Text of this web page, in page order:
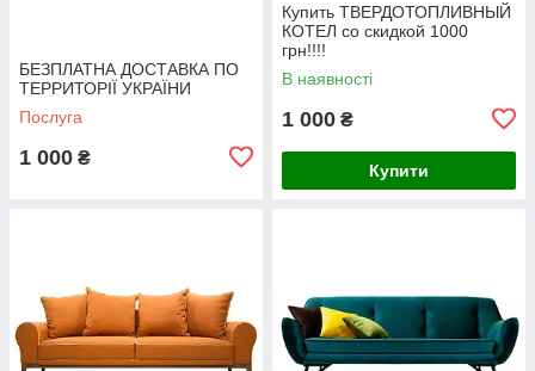
БЕЗПЛАТНА ДОСТАВКА ПО
ТЕРРИТОРІЇ УКРАЇНИ
Послуга
1 000 ₴
Купить ТВЕРДОТОПЛИВНЫЙ
КОТЕЛ со скидкой 1000
грн!!!!
В наявності
1 000 ₴
Купити